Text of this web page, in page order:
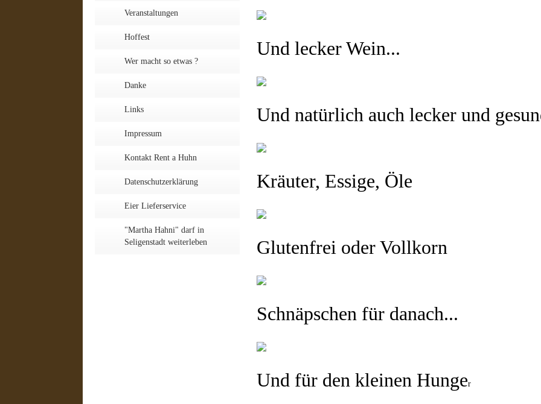
Veranstaltungen
Hoffest
Wer macht so etwas ?
Danke
Links
Impressum
Kontakt Rent a Huhn
Datenschutzerklärung
Eier Lieferservice
"Martha Hahni" darf in
Seligenstadt weiterleben
Und lecker Wein...
Und natürlich auch lecker und
Kräuter, Essige, Öle
Glutenfrei oder Vollkorn
Schnäpschen für danach...
Und für den kleinen Hunger